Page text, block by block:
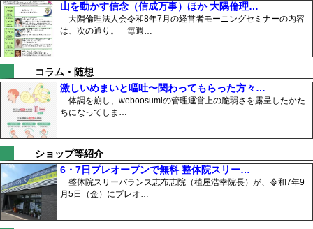
山を動かす信念（信成万事）ほか 大隅倫理…
大隅倫理法人会令和8年7月の経営者モーニングセミナーの内容
は、次の通り。 毎週…
コラム・随想
激しいめまいと嘔吐〜関わってもらった方々…
体調を崩し、weboosumiの管理運営上の脆弱さを露呈したかた
ちになってしま…
ショップ等紹介
6・7日プレオープンで無料 整体院スリー…
整体院スリーバランス志布志院（植屋浩幸院長）が、令和7年9
月5日（金）にプレオ…